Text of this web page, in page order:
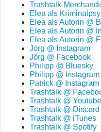
Trashtalk-
Elea als
Elea als Autorin @
Elea als Autorin @
Elea als Autorin @
Jörg @ Instagram
Jörg @ Facebook
Philipp @ Bluesky
Philipp @ Instagram
Patrick @ Instagram
Trashtalk @
Trashtalk @ Youtube
Trashtalk @ Discord
Trashtalk @ iTunes
Trashtalk @ Spotify